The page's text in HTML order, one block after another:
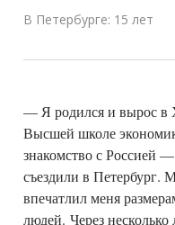
В Петербурге: 15 лет
— Я родился и вырос в
Высшей школе
знакомство с Россией
съездили в Петербург.
впечатлил меня
людей. Через несколько